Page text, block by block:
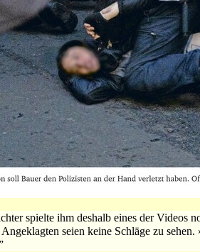
spielte ihm deshalb eines der Videos
seien keine Schläge zu